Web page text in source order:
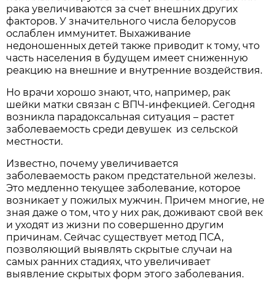
рака увеличиваются за счет внешних других
факторов. У значительного числа белорусов
ослаблен иммунитет. Выхаживание
недоношенных детей также приводит к тому, что
часть населения в будущем имеет сниженную
реакцию на внешние и внутренние воздействия.
Но врачи хорошо знают, что, например, рак
шейки матки связан с ВПЧ-инфекцией. Сегодня
возникла парадоксальная ситуация – растет
заболеваемость среди девушек из сельской
местности.
Известно, почему увеличивается
заболеваемость раком предстательной железы.
Это медленно текущее заболевание, которое
возникает у пожилых мужчин. Причем многие, не
зная даже о том, что у них рак, доживают свой век
и уходят из жизни по совершенно другим
причинам. Сейчас существует метод ПСА,
позволяющий выявлять скрытые случаи на
самых ранних стадиях, что увеличивает
выявление скрытых форм этого заболевания.